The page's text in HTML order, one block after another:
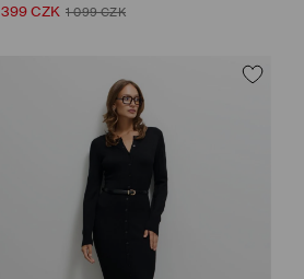
399 CZK 1 099 CZK